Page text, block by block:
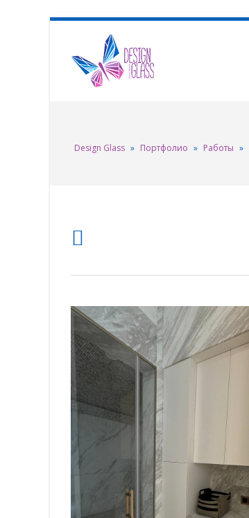
Design Glass » Портфолио » Работы »